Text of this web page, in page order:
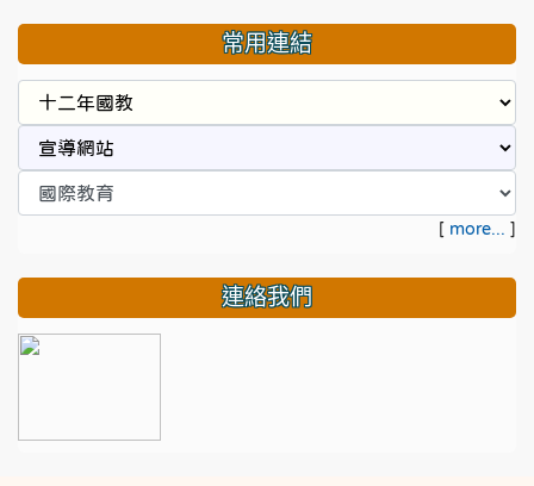
常用連結
[ more... ]
連絡我們